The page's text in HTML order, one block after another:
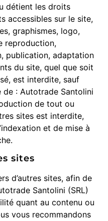
détient les droits
accessibles sur le site,
graphismes, logo,
reproduction,
publication, adaptation
du site, quel que soit
est interdite, sauf
: Autotrade Santolini
de tout ou
sites est interdite,
et de mise à
sites
d’autres sites, afin de
Santolini (SRL)
quant au contenu ou
vous recommandons